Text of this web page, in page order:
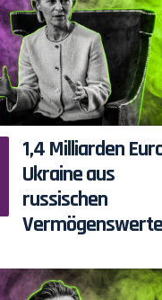
1,4 Milliarden
Ukraine aus
russischen